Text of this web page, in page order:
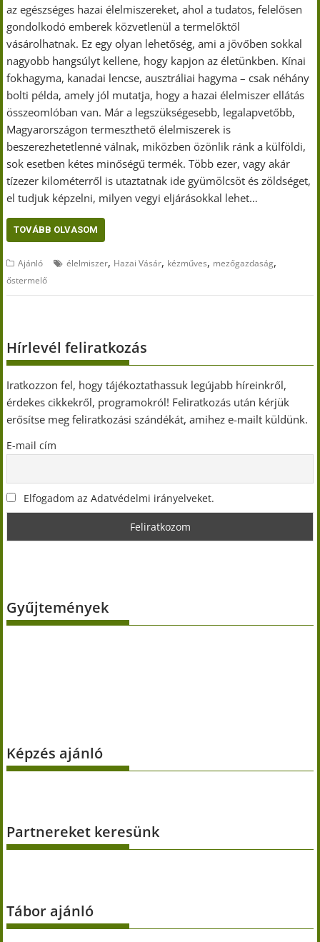
az egészséges hazai élelmiszereket, ahol a tudatos, felelősen
gondolkodó emberek közvetlenül a termelőktől
vásárolhatnak. Ez egy olyan lehetőség, ami a jövőben sokkal
nagyobb hangsúlyt kellene, hogy kapjon az életünkben. Kínai
fokhagyma, kanadai lencse, ausztráliai hagyma – csak néhány
bolti példa, amely jól mutatja, hogy a hazai élelmiszer ellátás
összeomlóban van. Már a legszükségesebb, legalapvetőbb,
Magyarországon termeszthető élelmiszerek is
beszerezhetetlenné válnak, miközben özönlik ránk a külföldi,
sok esetben kétes minőségű termék. Több ezer, vagy akár
tízezer kilométerről is utaztatnak ide gyümölcsöt és zöldséget,
el tudjuk képzelni, milyen vegyi eljárásokkal lehet…
TOVÁBB OLVASOM
Ajánló élelmiszer, Hazai Vásár, kézműves, mezőgazdaság,
őstermelő
Hírlevél feliratkozás
Iratkozzon fel, hogy tájékoztathassuk legújabb híreinkről,
érdekes cikkekről, programokról! Feliratkozás után kérjük
erősítse meg feliratkozási szándékát, amihez e-mailt küldünk.
E-mail cím
Elfogadom az Adatvédelmi irányelveket.
Gyűjtemények
Képzés ajánló
Partnereket keresünk
Tábor ajánló